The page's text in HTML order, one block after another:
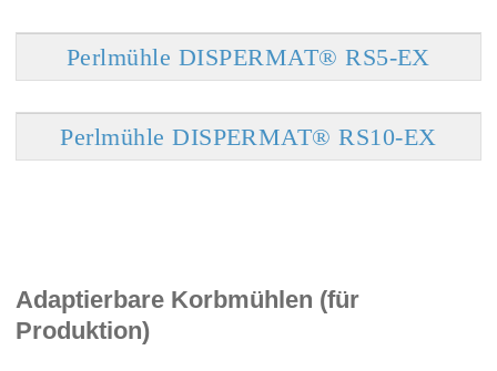
Perlmühle DISPERMAT® RS5-EX
Perlmühle DISPERMAT® RS10-EX
Adaptierbare Korbmühlen (für
Produktion)